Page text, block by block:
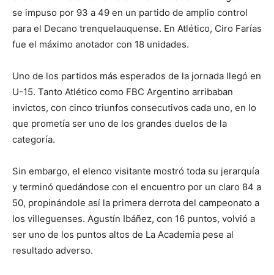
se impuso por 93 a 49 en un partido de amplio control
para el Decano trenquelauquense. En Atlético, Ciro Farías
fue el máximo anotador con 18 unidades.
Uno de los partidos más esperados de la jornada llegó en
U-15. Tanto Atlético como FBC Argentino arribaban
invictos, con cinco triunfos consecutivos cada uno, en lo
que prometía ser uno de los grandes duelos de la
categoría.
Sin embargo, el elenco visitante mostró toda su jerarquía
y terminó quedándose con el encuentro por un claro 84 a
50, propinándole así la primera derrota del campeonato a
los villeguenses. Agustín Ibáñez, con 16 puntos, volvió a
ser uno de los puntos altos de La Academia pese al
resultado adverso.